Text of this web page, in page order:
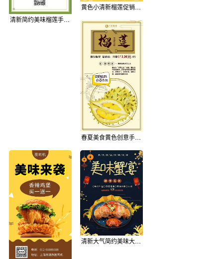
清新简约美味榴莲手机海报
黄色小清新榴莲促销海报模板
春夏美食黄色创意手绘风美味榴莲海报
清新大气简约美味大闸蟹美食印刷海报模板